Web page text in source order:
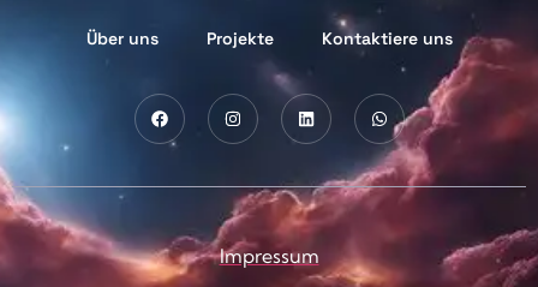
Über uns Projekte Kontaktiere uns
Impressum